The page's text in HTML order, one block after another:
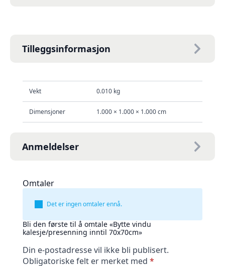
Tilleggsinformasjon
Vekt 0.010 kg
Dimensjoner 1.000 × 1.000 × 1.000 cm
Anmeldelser
Omtaler
Det er ingen omtaler ennå.
Bli den første til å omtale «Bytte vindu
kalesje/presenning inntil 70x70cm»
Din e-postadresse vil ikke bli publisert.
Obligatoriske felt er merket med *